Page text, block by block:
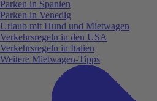
Parken in Spanien
Parken in Venedig
Urlaub mit Hund und Mietwagen
Verkehrsregeln in den USA
Verkehrsregeln in Italien
Weitere Mietwagen-Tipps